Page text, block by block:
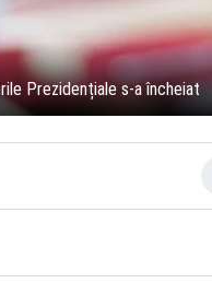
Prezidențiale s-a încheiat